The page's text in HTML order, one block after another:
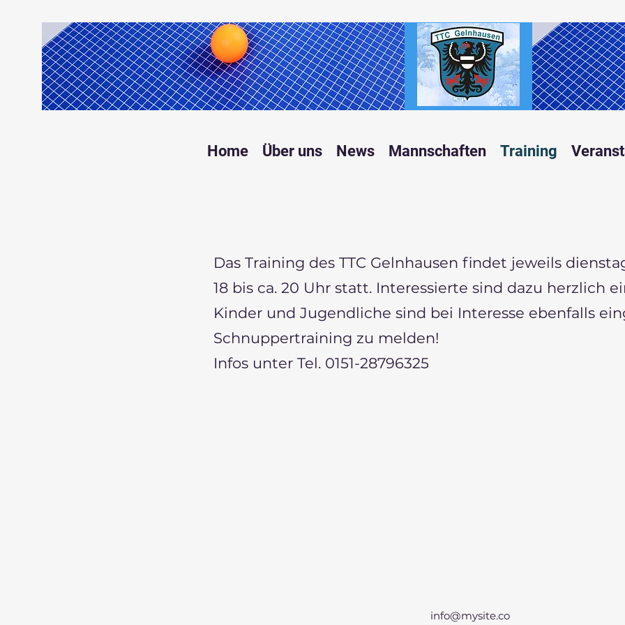
Home Über uns News Mannschaften Training
Das Training des TTC Gelnhausen findet jeweils
18 bis ca. 20 Uhr statt. Interessierte sind dazu herzlich
Kinder und Jugendliche sind bei Interesse ebenfalls
Schnuppertraining zu melden!
Infos unter Tel. 0151-28796325
info@mysite.co